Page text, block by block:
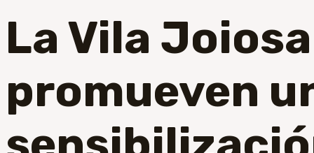
La Vila
promueven